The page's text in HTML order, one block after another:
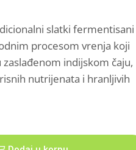
slatki fermentisani
procesom vrenja koji
indijskom čaju,
nutrijenata i hranljivih